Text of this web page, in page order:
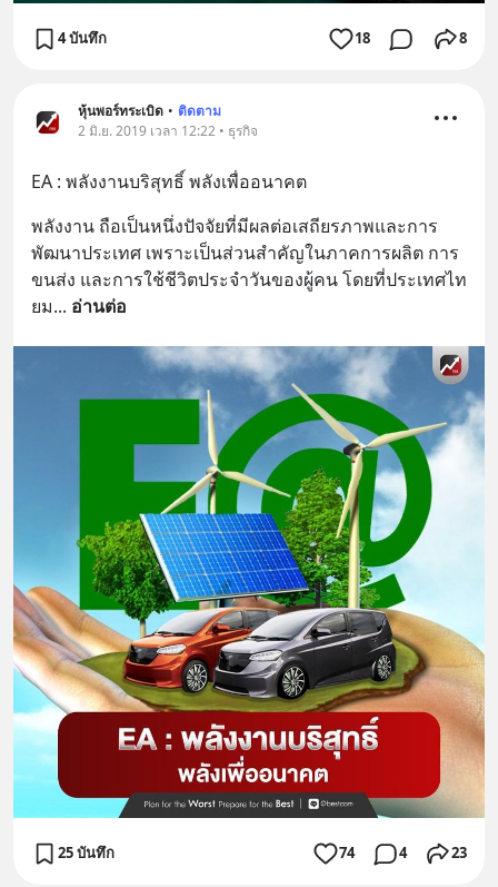
4 บันทึก 18 8
หุ้นพอร์ทระเบิด • ติดตาม
2 มิ.ย. 2019 เวลา 12:22 • ธุรกิจ
EA : พลังงานบริสุทธิ์ พลังเพื่ออนาคต
พลังงาน ถือเป็นหนึ่งปัจจัยที่มีผลต่อเสถียรภาพและการ
พัฒนาประเทศ เพราะเป็นส่วนสำคัญในภาคการผลิต การ
ขนส่ง และการใช้ชีวิตประจำวันของผู้คน โดยที่ประเทศไท
ยม... อ่านต่อ
25 บันทึก 74 4 23